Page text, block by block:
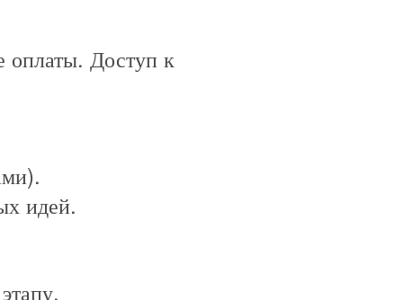
оплаты. Доступ к
идей.